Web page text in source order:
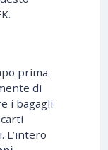
prima
di
i bagagli
L’intero